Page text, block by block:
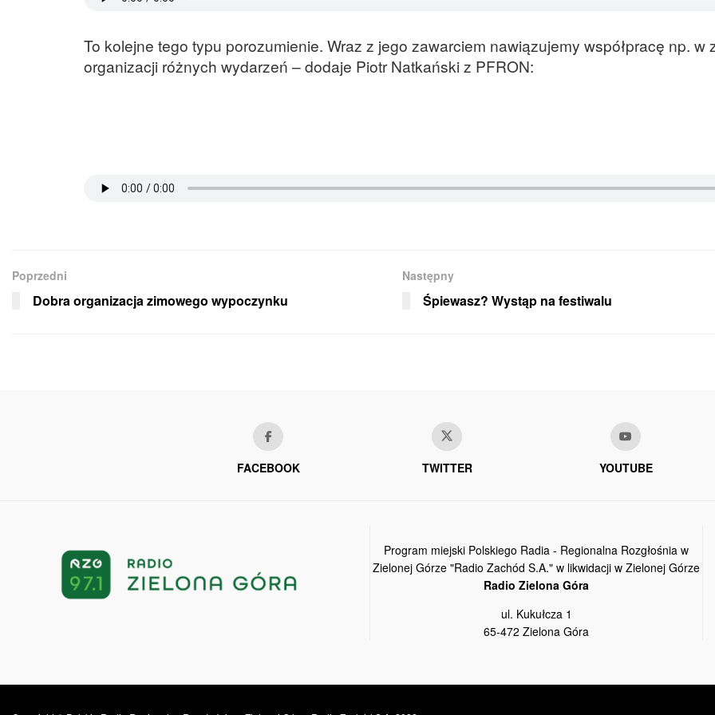
To kolejne tego typu porozumienie. Wraz z jego zawarciem nawiązujemy współpracę np. w
organizacji różnych wydarzeń – dodaje Piotr Natkański z PFRON:
Poprzedni
Dobra organizacja zimowego wypoczynku
Następny
Śpiewasz? Wystąp na festiwalu
FACEBOOK TWITTER YOUTUBE
Program miejski Polskiego Radia - Regionalna Rozgłośnia w
Zielonej Górze "Radio Zachód S.A." w likwidacji w Zielonej Górze
Radio Zielona Góra
ul. Kukułcza 1
65-472 Zielona Góra